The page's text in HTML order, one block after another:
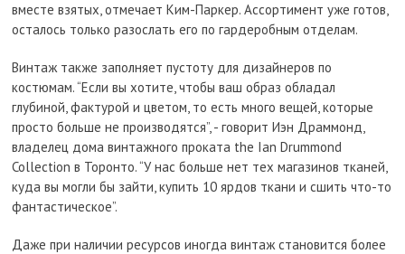
вместе взятых, отмечает Ким-Паркер. Ассортимент уже готов,
осталось только разослать его по гардеробным отделам.
Винтаж также заполняет пустоту для дизайнеров по
костюмам. “Если вы хотите, чтобы ваш образ обладал
глубиной, фактурой и цветом, то есть много вещей, которые
просто больше не производятся”, - говорит Иэн Драммонд,
владелец дома винтажного проката the Ian Drummond
Collection в Торонто. “У нас больше нет тех магазинов тканей,
куда вы могли бы зайти, купить 10 ярдов ткани и сшить что-то
фантастическое”.
Даже при наличии ресурсов иногда винтаж становится более